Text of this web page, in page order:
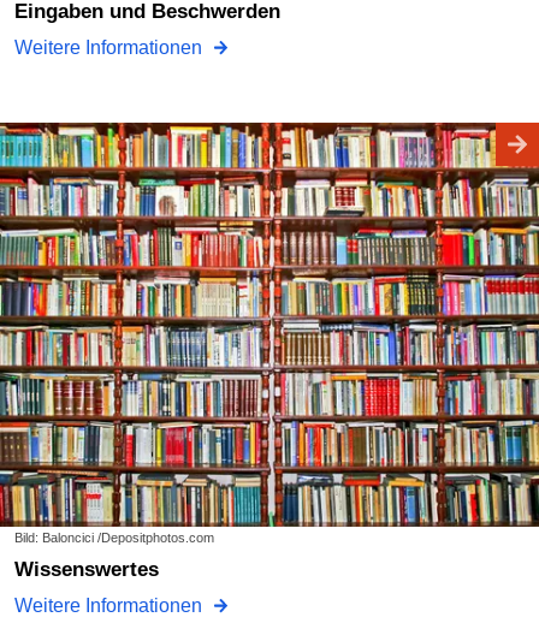
Eingaben und Beschwerden
Weitere Informationen
Bild: Baloncici /Depositphotos.com
Wissenswertes
Weitere Informationen